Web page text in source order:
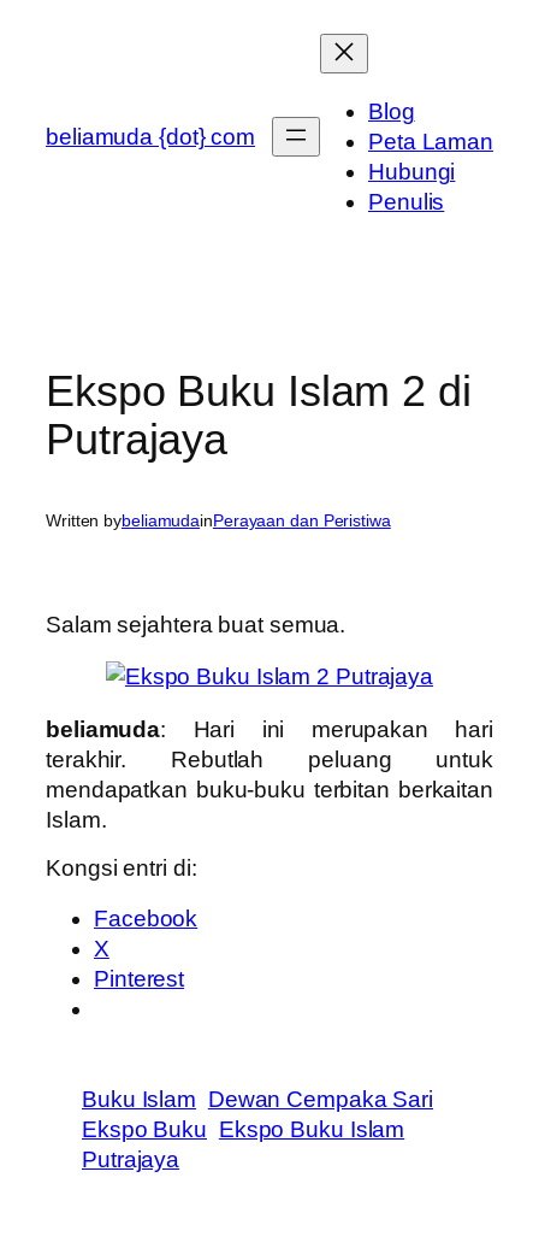
beliamuda {dot} com
Blog
Peta Laman
Hubungi
Penulis
Ekspo Buku Islam 2 di
Putrajaya
Written bybeliamudainPerayaan dan Peristiwa
Salam sejahtera buat semua.
beliamuda: Hari ini merupakan hari
terakhir. Rebutlah peluang untuk
mendapatkan buku-buku terbitan berkaitan
Islam.
Kongsi entri di:
Facebook
X
Pinterest
Buku Islam Dewan Cempaka Sari
Ekspo Buku Ekspo Buku Islam
Putrajaya